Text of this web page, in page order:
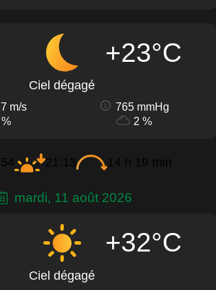
+23°C
Ciel dégagé
m/s
765 mmHg
2 %
21:13 14 h 19 min
mardi, 11 août 2026
+32°C
Ciel dégagé